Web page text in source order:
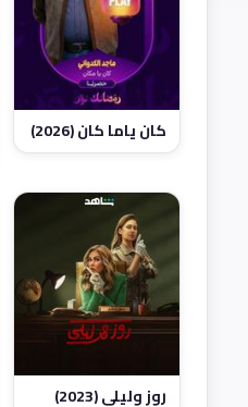
كان ياما كان (2026)
روز وليلى (2023)